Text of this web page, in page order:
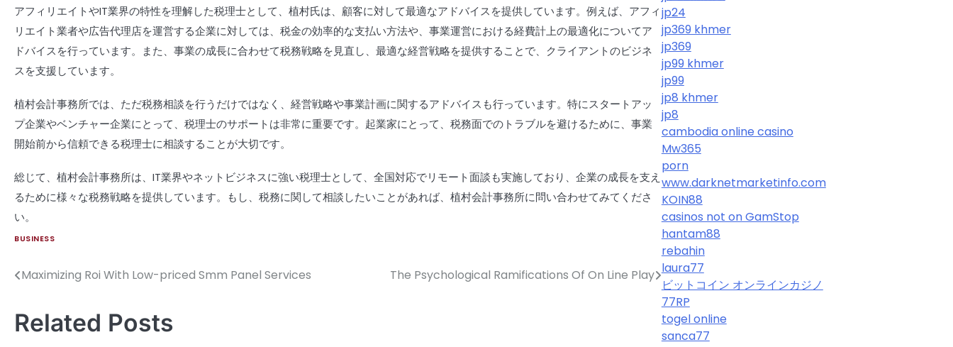
アフィリエイトやIT業界の特性を理解した税理士として、植村氏は、顧客に対して最適なアドバイスを提供しています。例えば、アフィ
リエイト業者や広告代理店を運営する企業に対しては、税金の効率的な支払い方法や、事業運営における経費計上の最適化についてア
ドバイスを行っています。また、事業の成長に合わせて税務戦略を見直し、最適な経営戦略を提供することで、クライアントのビジネ
スを支援しています。
植村会計事務所では、ただ税務相談を行うだけではなく、経営戦略や事業計画に関するアドバイスも行っています。特にスタートアッ
プ企業やベンチャー企業にとって、税理士のサポートは非常に重要です。起業家にとって、税務面でのトラブルを避けるために、事業
開始前から信頼できる税理士に相談することが大切です。
総じて、植村会計事務所は、 IT業界やネットビジネスに強い税理士として、全国対応でリモート面談も実施しており、企業の成長を支え
るために様々な税務戦略を提供しています。もし、税務に関して相談したいことがあれば、植村会計事務所に問い合わせてみてくださ
い。
BUSINESS
Post
Maximizing Roi With Low-priced Smm Panel Services The Psychological Ramifications Of On Line Play
Related Posts
jp24
jp369 khmer
jp369
jp99 khmer
jp99
jp8 khmer
jp8
cambodia online casino
Mw365
porn
www.darknetmarketinfo.com
KOIN88
casinos not on GamStop
hantam88
rebahin
laura77
ビットコイン オンラインカジノ
77RP
togel online
sanca77